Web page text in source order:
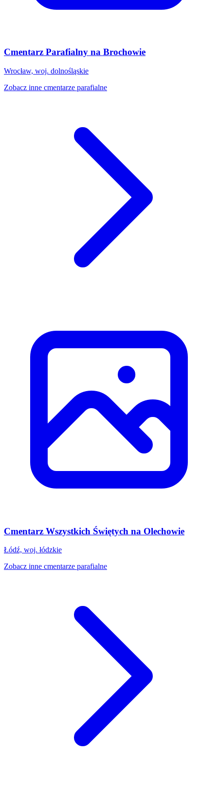
Cmentarz Parafialny na Brochowie
Wrocław, woj. dolnośląskie
Zobacz inne cmentarze parafialne
Cmentarz Wszystkich Świętych na Olechowie
Łódź, woj. łódzkie
Zobacz inne cmentarze parafialne